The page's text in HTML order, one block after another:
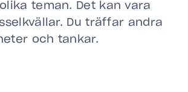
teman. Det kan vara
Du träffar andra
och tankar.